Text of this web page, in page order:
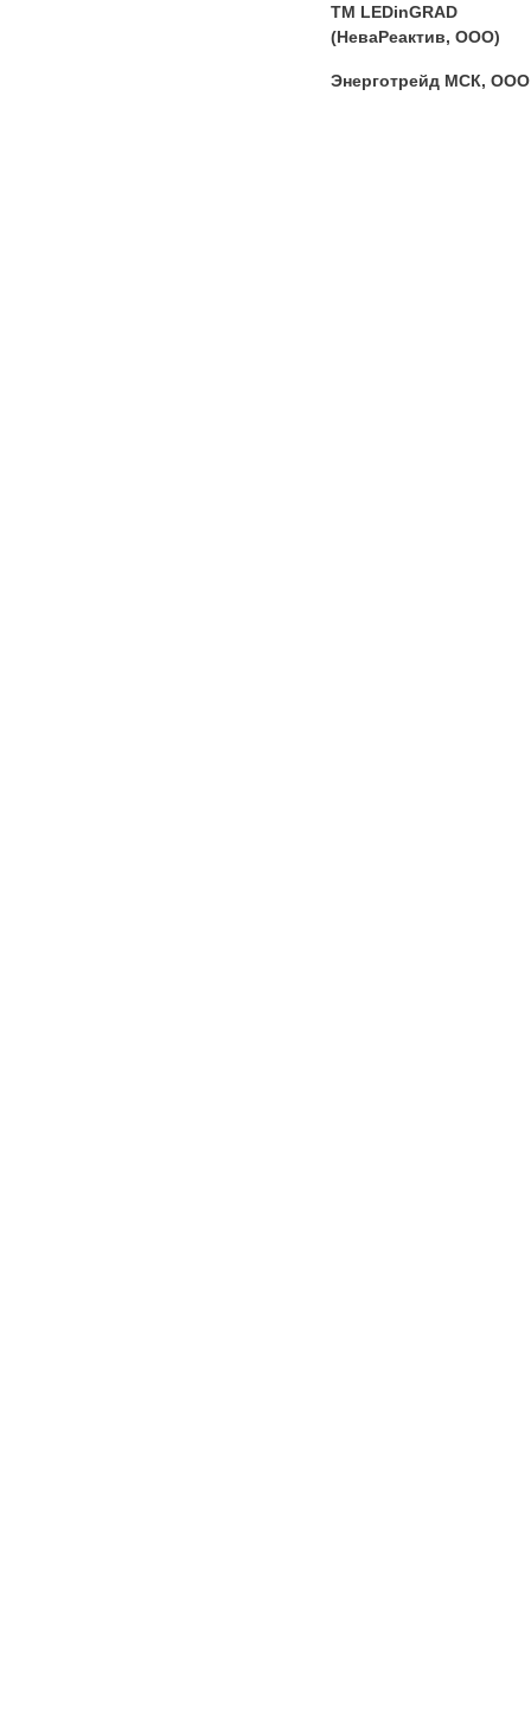
ТМ LEDinGRAD
(НеваРеактив, ООО)
Энерготрейд МСК, ООО